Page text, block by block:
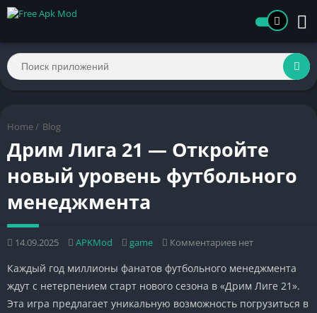
Home / Blog
Дрим Лига 21 — Откройте
новый уровень футбольного
менеджмента
14.09.2025 APKMod game Комментариев нет
Каждый год миллионы фанатов футбольного менеджмента
ждут с нетерпением старт нового сезона в «Дрим Лиге 21».
Эта игра предлагает уникальную возможность погрузиться в